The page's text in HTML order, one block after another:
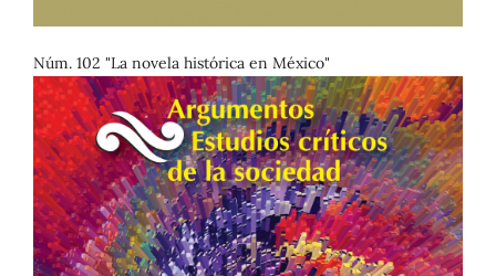
Núm. 102 "La novela histórica en México"